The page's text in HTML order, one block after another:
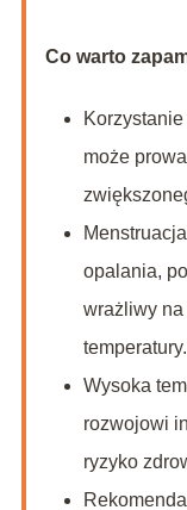
Co warto
może
opalania,
wrażliwy
temperatury.
Wysoka
rozwojowi
ryzyko